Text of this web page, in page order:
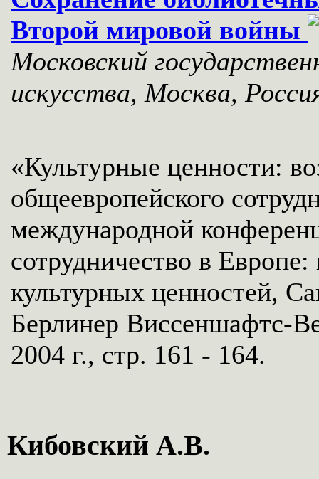
Второй мировой войны
Московский
искусства, Москва,
«Культурные ценности:
общеевропейского
международной
сотрудничество в
культурных ценностей,
Берлинер Виссеншафтс-
2004 г., стр. 161 - 164.
Кибовский А.В.